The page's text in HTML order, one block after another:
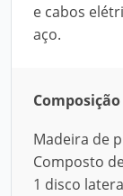
e cabos
aço.
Composição
Madeira de
Composto
1 disco